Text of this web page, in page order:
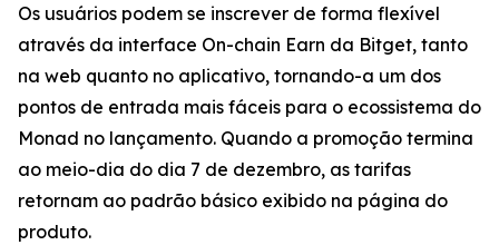
Os usuários podem se inscrever de forma flexível
através da interface On-chain Earn da Bitget, tanto
na web quanto no aplicativo, tornando-a um dos
pontos de entrada mais fáceis para o ecossistema do
Monad no lançamento. Quando a promoção termina
ao meio-dia do dia 7 de dezembro, as tarifas
retornam ao padrão básico exibido na página do
produto.